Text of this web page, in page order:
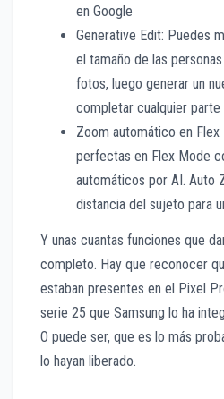
en Google
Generative Edit: Puedes
el tamaño de las
fotos, luego generar un
completar cualquier parte
Zoom automático en
perfectas en Flex Mode
automáticos por AI. Auto
distancia del sujeto para
Y unas cuantas funciones que
completo. Hay que reconocer
estaban presentes en el Pixel
serie 25 que Samsung lo ha
O puede ser, que es lo más
lo hayan liberado.